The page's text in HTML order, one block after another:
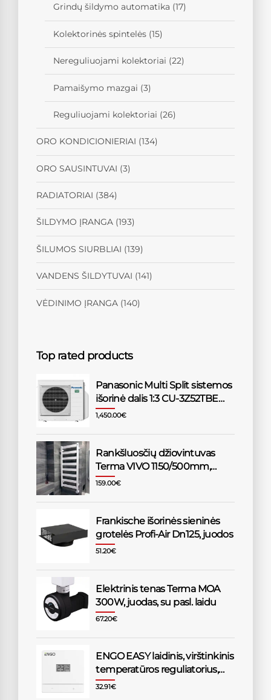
Grindų šildymo automatika (17)
Kolektorinės spintelės (15)
Nereguliuojami kolektoriai (22)
Pamaišymo mazgai (3)
Reguliuojami kolektoriai (26)
ORO KONDICIONIERIAI (134)
ORO SAUSINTUVAI (3)
RADIATORIAI (384)
ŠILDYMO ĮRANGA (193)
ŠILUMOS SIURBLIAI (139)
VANDENS ŠILDYTUVAI (141)
VĖDINIMO ĮRANGA (140)
Top rated products
Panasonic Multi Split sistemos
išorinė dalis 1:3 CU-3Z52TBE
5,2/6,8kW
1,450.00€
Rankšluosčių džiovintuvas
Terma VIVO 1150/500mm,
baltas
159.00€
Frankische išorinės sieninės
grotelės Profi-Air Dn125, juodos
51.20€
Elektrinis tenas Terma MOA
300W, juodas, su pasl. laidu
67.20€
ENGO EASY laidinis, virštinkinis
temperatūros reguliatorius,
230V, baltas
32.91€